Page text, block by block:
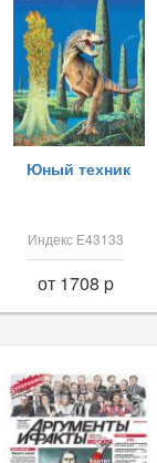
Юный техник
Индекс Е43133
от 1708 p